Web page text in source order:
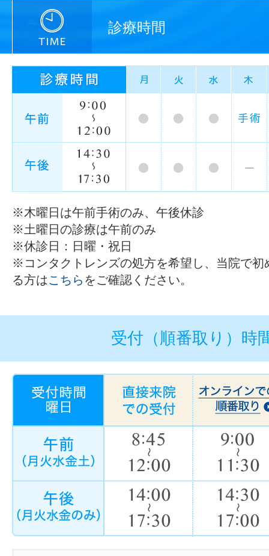
診療時間
※木曜日は午前手術のみ、午後休診
※土曜日の診療は午前のみ
※休診日：日曜・祝日
※コンタクトレンズの処方を希望し、当院で初
る方はこちら をご確認ください。
受付（順番取り）時